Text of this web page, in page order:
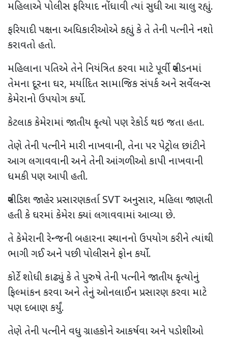
મહિલાએ પોલીસ ફરિયાદ નોંધાવી ત્યાં સુધી આ ચાલુ રહ્યું.
ફરિયાદી પક્ષના અધિકારીઓએ કહ્યું કે તે તેની પત્નીને નશો
કરાવતો હતો.
મહિલાના પતિએ તેને નિયંત્રિત કરવા માટે પૂર્વી સ્વીડનમાં
તેમના દૂરના ઘર, મર્યાદિત સામાજિક સંપર્ક અને સર્વેલન્સ
કેમેરાનો ઉપયોગ કર્યો.
કેટલાક કેમેરામાં જાતીય કૃત્યો પણ રેકોર્ડ થઇ જતા હતા.
તેણે તેની પત્નીને મારી નાખવાની, તેના પર પેટ્રોલ છાંટીને
આગ લગાવવાની અને તેની આંગળીઓ કાપી નાખવાની
ધમકી પણ આપી હતી.
સ્વીડિશ જાહેર પ્રસારણકર્તા SVT અનુસાર, મહિલા જાણતી
હતી કે ઘરમાં કેમેરા ક્યાં લગાવવામાં આવ્યા છે.
તે કેમેરાની રેન્જની બહારના સ્થાનનો ઉપયોગ કરીને ત્યાંથી
ભાગી ગઈ અને પછી પોલીસને ફોન કર્યો.
કોર્ટે શોધી કાઢ્યું કે તે પુરુષે તેની પત્નીને જાતીય કૃત્યોનું
ફિલ્માંકન કરવા અને તેનું ઓનલાઈન પ્રસારણ કરવા માટે
પણ દબાણ કર્યું.
તેણે તેની પત્નીને વધુ ગ્રાહકોને આકર્ષવા અને પડોશીઓ